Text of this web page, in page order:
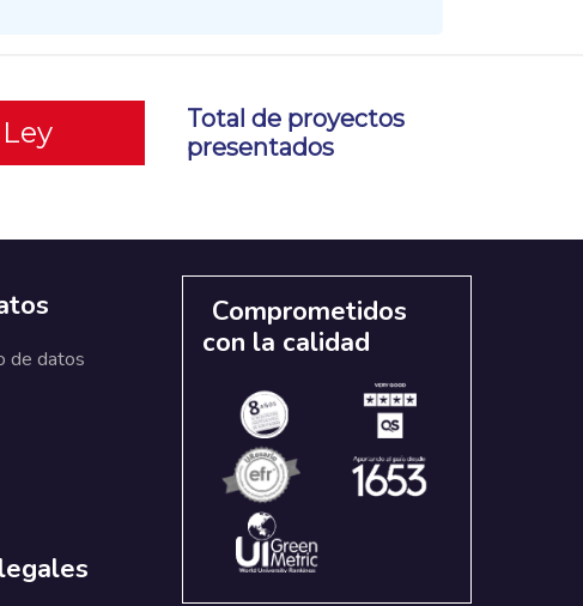
Total de proyectos
presentados
de datos
Comprometidos
con la calidad